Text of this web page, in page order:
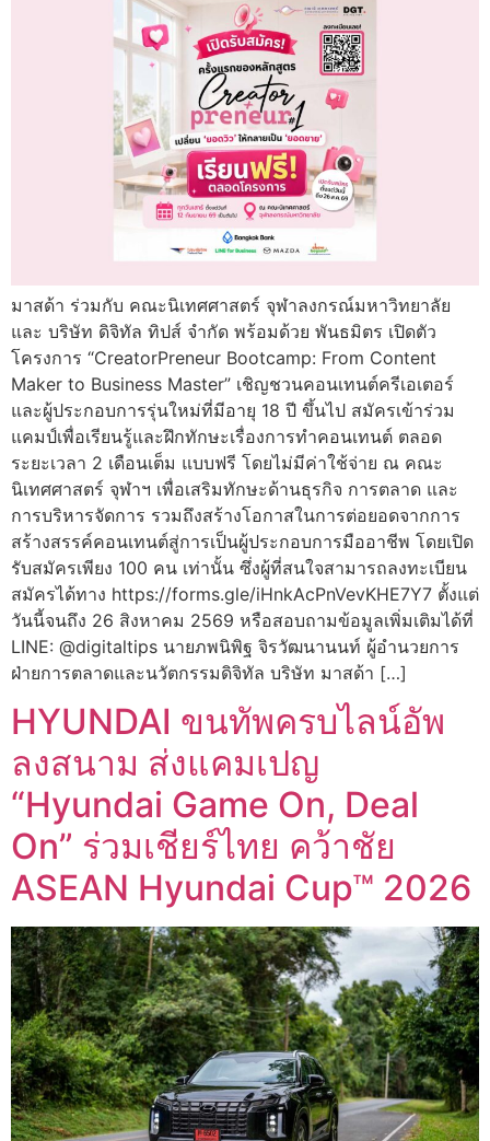
มาสด้า ร่วมกับ คณะนิเทศศาสตร์ จุฬาลงกรณ์มหาวิทยาลัย
และ บริษัท ดิจิทัล ทิปส์ จำกัด พร้อมด้วย พันธมิตร เปิดตัว
โครงการ “CreatorPreneur Bootcamp: From Content
Maker to Business Master” เชิญชวนคอนเทนต์ครีเอเตอร์
และผู้ประกอบการรุ่นใหม่ที่มีอายุ 18 ปี ขึ้นไป สมัครเข้าร่วม
แคมป์เพื่อเรียนรู้และฝึกทักษะเรื่องการทำคอนเทนต์ ตลอด
ระยะเวลา 2 เดือนเต็ม แบบฟรี โดยไม่มีค่าใช้จ่าย ณ คณะ
นิเทศศาสตร์ จุฬาฯ เพื่อเสริมทักษะด้านธุรกิจ การตลาด และ
การบริหารจัดการ รวมถึงสร้างโอกาสในการต่อยอดจากการ
สร้างสรรค์คอนเทนต์สู่การเป็นผู้ประกอบการมืออาชีพ โดยเปิด
รับสมัครเพียง 100 คน เท่านั้น ซึ่งผู้ที่สนใจสามารถลงทะเบียน
สมัครได้ทาง https://forms.gle/iHnkAcPnVevKHE7Y7 ตั้งแต่
วันนี้จนถึง 26 สิงหาคม 2569 หรือสอบถามข้อมูลเพิ่มเติมได้ที่
LINE: @digitaltips นายภพนิพิฐ จิรวัฒนานนท์ ผู้อำนวยการ
ฝ่ายการตลาดและนวัตกรรมดิจิทัล บริษัท มาสด้า […]
HYUNDAI ขนทัพครบไลน์อัพ
ลงสนาม ส่งแคมเปญ
“Hyundai Game On, Deal
On” ร่วมเชียร์ไทย คว้าชัย
ASEAN Hyundai Cup™ 2026